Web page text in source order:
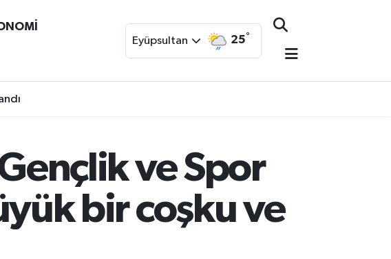
Eyüpsultan 25°
ve Spor
bir coşku ve